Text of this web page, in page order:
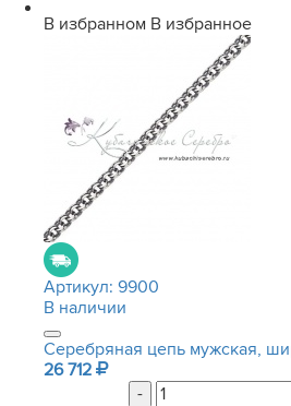
В избранном В избранное
Артикул: 9900
В наличии
Серебряная цепь мужская,
26 712
-